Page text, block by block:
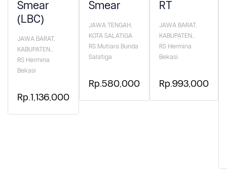
Smear
(LBC)
JAWA BARAT,
KABUPATEN
BEKASI
RS Hermina
Bekasi
Rp.1,136,000
Smear
JAWA TENGAH,
KOTA SALATIGA
RS Mutiara Bunda
Salatiga
Rp.580,000
RT
JAWA BARAT,
KABUPATEN
BEKASI
RS Hermina
Bekasi
Rp.993,000